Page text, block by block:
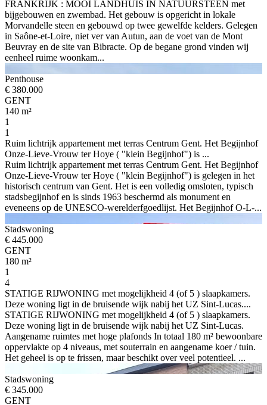
FRANKRIJK : MOOI LANDHUIS IN NATUURSTEEN met
bijgebouwen en zwembad. Het gebouw is opgericht in lokale
Morvandelle steen en gebouwd op twee gewelfde kelders. Gelegen
in Saône-et-Loire, niet ver van Autun, aan de voet van de Mont
Beuvray en de site van Bibracte. Op de begane grond vinden wij
eenheel ruime woonkam...
Penthouse
€ 380.000
GENT
140 m²
1
1
Ruim lichtrijk appartement met terras Centrum Gent. Het Begijnhof
Onze-Lieve-Vrouw ter Hoye ( "klein Begijnhof") is ...
Ruim lichtrijk appartement met terras Centrum Gent. Het Begijnhof
Onze-Lieve-Vrouw ter Hoye ( "klein Begijnhof") is gelegen in het
historisch centrum van Gent. Het is een volledig omsloten, typisch
stadsbegijnhof en is sinds 1963 beschermd als monument en
eveneens op de UNESCO-werelderfgoedlijst. Het Begijnhof O-L-...
Stadswoning
€ 445.000
GENT
180 m²
1
4
STATIGE RIJWONING met mogelijkheid 4 (of 5 ) slaapkamers.
Deze woning ligt in de bruisende wijk nabij het UZ Sint-Lucas....
STATIGE RIJWONING met mogelijkheid 4 (of 5 ) slaapkamers.
Deze woning ligt in de bruisende wijk nabij het UZ Sint-Lucas.
Aangename ruimtes met hoge plafonds In totaal 180 m² bewoonbare
oppervlakte op 4 niveaus, met souterrain en aangename koer / tuin.
Het geheel is op te frissen, maar beschikt over veel potentieel. ...
Stadswoning
€ 345.000
GENT